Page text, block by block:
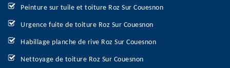
Peinture sur tuile et toiture Roz Sur Couesnon
Urgence fuite de toiture Roz Sur Couesnon
Habillage planche de rive Roz Sur Couesnon
Nettoyage de toiture Roz Sur Couesnon